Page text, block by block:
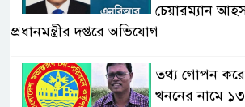
চেয়ারম্যান
প্রধানমন্ত্রীর দপ্তরে অভিযোগ
তথ্য গোপন করে
খননের নামে